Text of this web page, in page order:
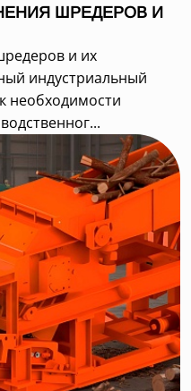
ШРЕДЕРОВ И
и их
индустриальный
необходимости